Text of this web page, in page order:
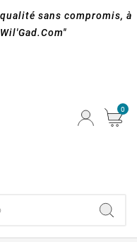
sans compromis, à
0